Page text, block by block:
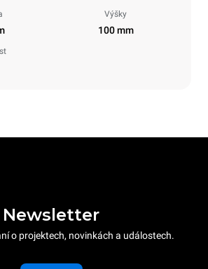
Výšky
100 mm
Newsletter
o projektech, novinkách a událostech.